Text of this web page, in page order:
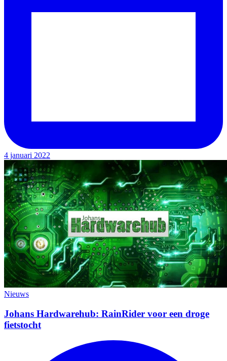
4 januari 2022
Nieuws
Johans Hardwarehub: RainRider voor een droge
fietstocht